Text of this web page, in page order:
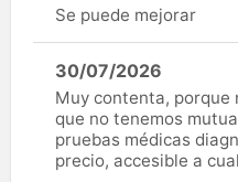
Se puede mejorar
30/07/2026
Muy contenta, porque
que no tenemos
pruebas médicas
precio, accesible a